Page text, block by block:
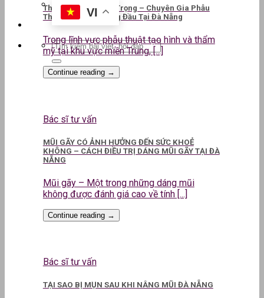
VI
ThS.BS CKII Lê Kim Trọng – Chuyên Gia Phẫu
Thuật Thẩm Mỹ Hàng Đầu Tại Đà Nẵng
Trong lĩnh vực phẫu thuật tạo hình và thẩm
mỹ tại khu vực miền Trung, [...]
Continue reading →
Bác sĩ tư vấn
MŨI GÃY CÓ ẢNH HƯỞNG ĐẾN SỨC KHOẺ
KHÔNG – CÁCH ĐIỀU TRỊ DÁNG MŨI GÃY TẠI ĐÀ
NẴNG
Mũi gãy – Một trong những dáng mũi
không được đánh giá cao về tính [...]
Continue reading →
Bác sĩ tư vấn
TẠI SAO BỊ MỤN SAU KHI NÂNG MŨI ĐÀ NẴNG